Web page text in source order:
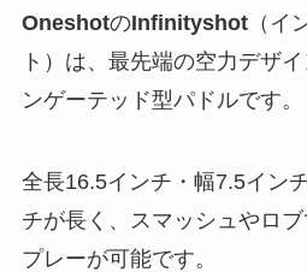
OneshotのInfinityshot（イ
ト）は、最先端の空力デザ
ンゲーテッド型パドルです。
全長16.5インチ・幅7.5イン
チが長く、スマッシュやロ
プレーが可能です。